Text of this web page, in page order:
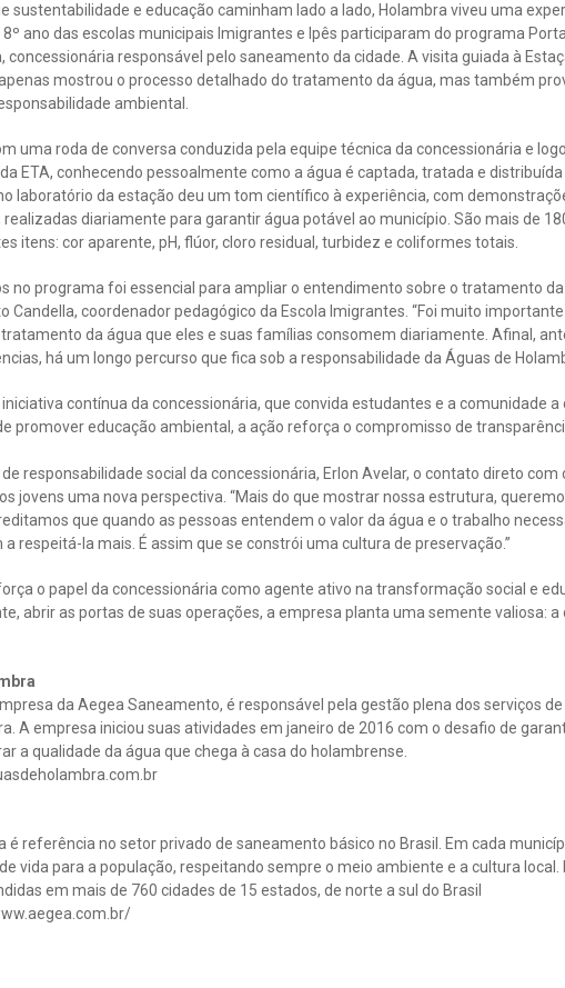
sustentabilidade e educação caminham lado a lado, Holambra viveu uma
8º ano das escolas municipais Imigrantes e Ipês participaram do programa
concessionária responsável pelo saneamento da cidade. A visita guiada à
mostrou o processo detalhado do tratamento da água, mas também
ambiental.
uma roda de conversa conduzida pela equipe técnica da concessionária e
ETA, conhecendo pessoalmente como a água é captada, tratada e distribuída
laboratório da estação deu um tom científico à experiência, com
diariamente para garantir água potável ao município. São mais de
itens: cor aparente, pH, flúor, cloro residual, turbidez e coliformes totais.
no programa foi essencial para ampliar o entendimento sobre o tratamento da
Candella, coordenador pedagógico da Escola Imigrantes. “Foi muito
da água que eles e suas famílias consomem diariamente. Afinal,
há um longo percurso que fica sob a responsabilidade da Águas de
contínua da concessionária, que convida estudantes e a comunidade
promover educação ambiental, a ação reforça o compromisso de
responsabilidade social da concessionária, Erlon Avelar, o contato direto com
jovens uma nova perspectiva. “Mais do que mostrar nossa estrutura,
que quando as pessoas entendem o valor da água e o trabalho
a respeitá-la mais. É assim que se constrói uma cultura de preservação.”
o papel da concessionária como agente ativo na transformação social e
abrir as portas de suas operações, a empresa planta uma semente valiosa:
da Aegea Saneamento, é responsável pela gestão plena dos serviços
A empresa iniciou suas atividades em janeiro de 2016 com o desafio de
a qualidade da água que chega à casa do holambrense.
é referência no setor privado de saneamento básico no Brasil. Em cada
vida para a população, respeitando sempre o meio ambiente e a cultura local.
em mais de 760 cidades de 15 estados, de norte a sul do Brasil